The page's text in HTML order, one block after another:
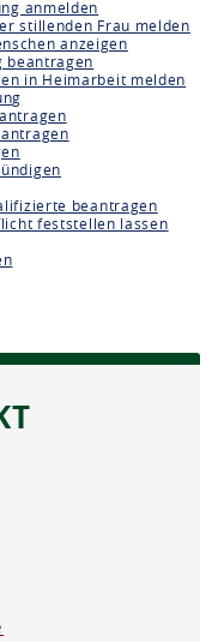
anmelden
stillenden Frau melden
anzeigen
beantragen
in Heimarbeit melden
beantragen
feststellen lassen